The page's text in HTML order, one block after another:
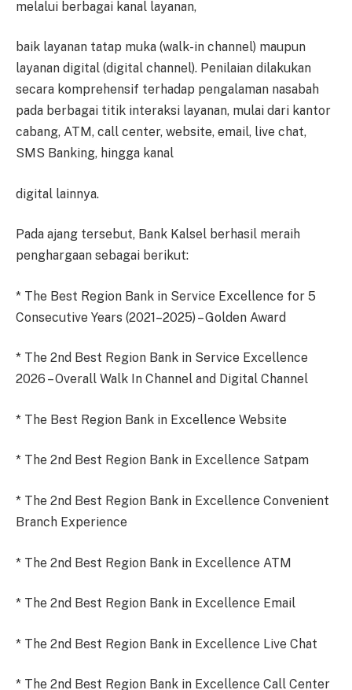
melalui berbagai kanal layanan,
baik layanan tatap muka (walk-in channel) maupun
layanan digital (digital channel). Penilaian dilakukan
secara komprehensif terhadap pengalaman nasabah
pada berbagai titik interaksi layanan, mulai dari kantor
cabang, ATM, call center, website, email, live chat,
SMS Banking, hingga kanal
digital lainnya.
Pada ajang tersebut, Bank Kalsel berhasil meraih
penghargaan sebagai berikut:
* The Best Region Bank in Service Excellence for 5
Consecutive Years (2021–2025) – Golden Award
* The 2nd Best Region Bank in Service Excellence
2026 – Overall Walk In Channel and Digital Channel
* The Best Region Bank in Excellence Website
* The 2nd Best Region Bank in Excellence Satpam
* The 2nd Best Region Bank in Excellence Convenient
Branch Experience
* The 2nd Best Region Bank in Excellence ATM
* The 2nd Best Region Bank in Excellence Email
* The 2nd Best Region Bank in Excellence Live Chat
* The 2nd Best Region Bank in Excellence Call Center